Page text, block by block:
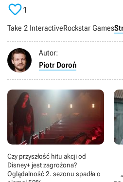
1
Take 2 InteractiveRockstar Games
Autor:
Piotr Doroń
Czy przyszłość hitu akcji od
Disney+ jest zagrożona?
Oglądalność 2. sezonu spadła o